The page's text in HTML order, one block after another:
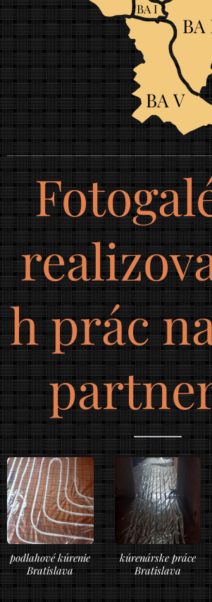
BA
BA I
BA V
h prác
podlahové kúrenie
Bratislava
kúrenárske práce
Bratislava